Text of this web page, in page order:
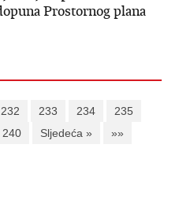
Prostornog plana
232 233 234
235
240 Sljedeća » »»